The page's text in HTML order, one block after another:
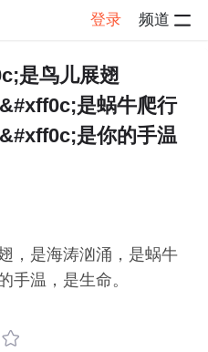
登录 频道
帖子详情
是鸟儿展翅
是蜗牛爬行
是你的手温
，是海涛汹涌，是蜗牛
手温，是生命。